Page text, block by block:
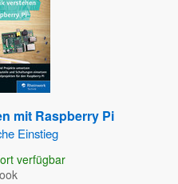
mit Raspberry Pi
Einstieg
verfügbar